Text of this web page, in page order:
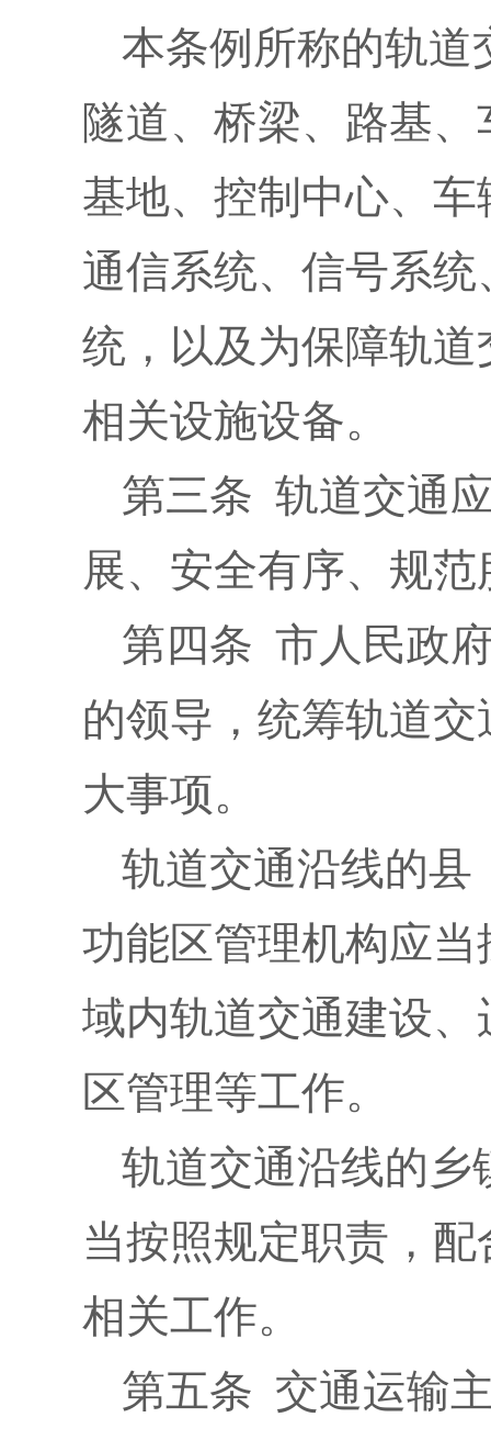
本条例所称的轨道
隧道、桥梁、路基
基地、控制中心、
通信系统、信号系
统，以及为保障轨
相关设施设备。
第三条 轨道交通
展、安全有序、规
第四条 市人民政
的领导，统筹轨道
大事项。
轨道交通沿线的县
功能区管理机构应
域内轨道交通建设
区管理等工作。
轨道交通沿线的乡
当按照规定职责，
相关工作。
第五条 交通运输